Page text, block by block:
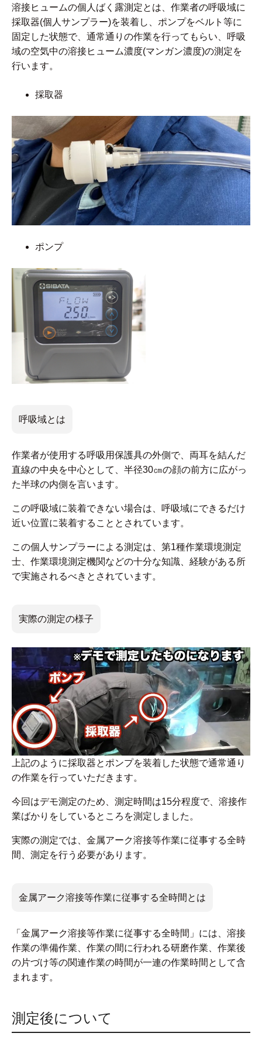
溶接ヒュームの個人ばく露測定とは、作業者の呼吸域に
採取器(個人サンプラー)を装着し、ポンプをベルト等に
固定した状態で、通常通りの作業を行ってもらい、呼吸
域の空気中の溶接ヒューム濃度(マンガン濃度)の測定を
行います。
採取器
ポンプ
呼吸域とは
作業者が使用する呼吸用保護具の外側で、両耳を結んだ
直線の中央を中心として、半径30㎝の顔の前方に広がっ
た半球の内側を言います。
この呼吸域に装着できない場合は、呼吸域にできるだけ
近い位置に装着することとされています。
この個人サンプラーによる測定は、第1種作業環境測定
士、作業環境測定機関などの十分な知識、経験がある所
で実施されるべきとされています。
実際の測定の様子
上記のように採取器とポンプを装着した状態で通常通り
の作業を行っていただきます。
今回はデモ測定のため、測定時間は15分程度で、溶接作
業ばかりをしているところを測定しました。
実際の測定では、金属アーク溶接等作業に従事する全時
間、測定を行う必要があります。
金属アーク溶接等作業に従事する全時間とは
「金属アーク溶接等作業に従事する全時間」には、溶接
作業の準備作業、作業の間に行われる研磨作業、作業後
の片づけ等の関連作業の時間が一連の作業時間として含
まれます。
測定後について